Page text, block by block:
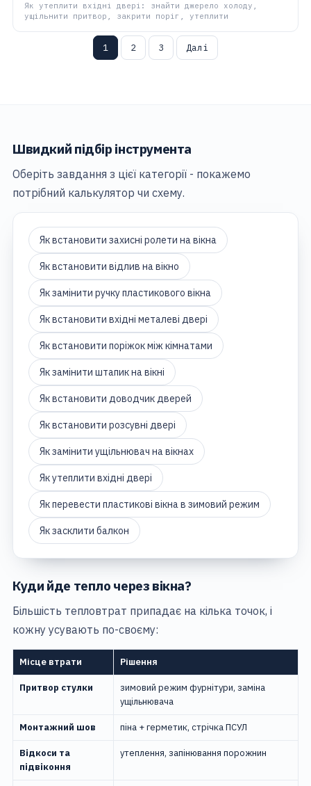
Як утеплити вхідні двері: знайти джерело холоду,
ущільнити притвор, закрити поріг, утеплити
Пагінація
1 2 3 Далі
Швидкий підбір інструмента
Оберіть завдання з цієї категорії - покажемо
потрібний калькулятор чи схему.
Як встановити захисні ролети на вікна
Як встановити відлив на вікно
Як замінити ручку пластикового вікна
Як встановити вхідні металеві двері
Як встановити поріжок між кімнатами
Як замінити штапик на вікні
Як встановити доводчик дверей
Як встановити розсувні двері
Як замінити ущільнювач на вікнах
Як утеплити вхідні двері
Як перевести пластикові вікна в зимовий режим
Як засклити балкон
Куди йде тепло через вікна?
Більшість тепловтрат припадає на кілька точок, і
кожну усувають по-своєму:
Місце втрати Рішення
Притвор стулки
зимовий режим фурнітури, заміна
ущільнювача
Монтажний шов піна + герметик, стрічка ПСУЛ
Відкоси та
підвіконня
утеплення, запінювання порожнин